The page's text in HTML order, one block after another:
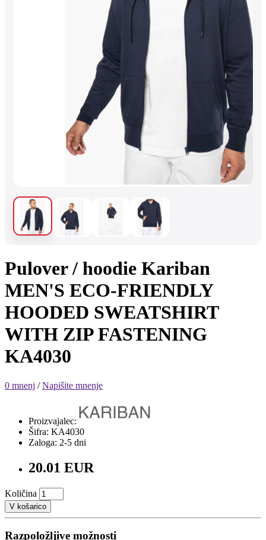
Pulover / hoodie Kariban
MEN'S ECO-FRIENDLY
HOODED SWEATSHIRT
WITH ZIP FASTENING
KA4030
0 mnenj /Napišite mnenje
Proizvajalec:
Šifra: KA4030
Zaloga: 2-5 dni
20.01 EUR
Količina
V košarico
Razpoložljive možnosti